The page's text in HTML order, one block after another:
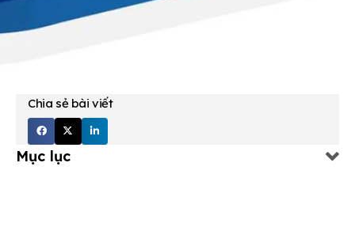
Chia sẻ bài viết
Mục lục